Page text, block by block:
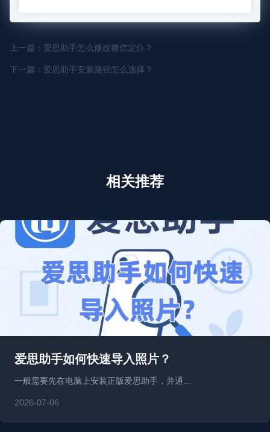
上一篇：爱思助手怎么修改微信定位？
下一篇：爱思助手安装路径怎么选择？
相关推荐
爱思助手如何快速导入照片？
一般需要先在电脑上安装正版爱思助手，并通…
2026-07-06